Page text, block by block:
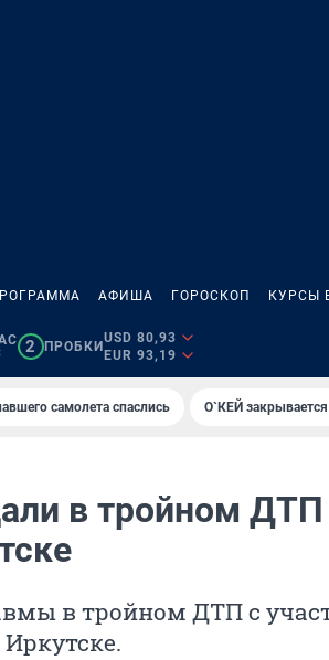
АФИША ГОРОСКОП КУРСЫ
2 ПРОБКИ
USD 80,93
EUR 93,19
самолета спаслись О`КЕЙ
в тройном ДТП
в тройном ДТП с